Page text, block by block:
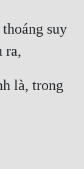
suy
ra,
là, trong